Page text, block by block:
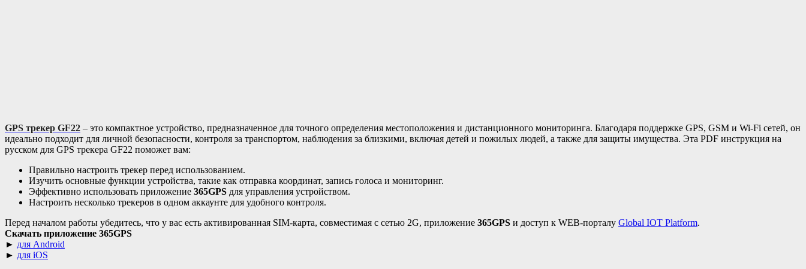
GPS трекер GF22 – это компактное устройство, предназначенное для точного определения местоположения и дистанционного мониторинга. Благодаря поддержке GPS, GSM и Wi-Fi сетей, он
идеально подходит для личной безопасности, контроля за транспортом, наблюдения за близкими, включая детей и пожилых людей, а также для защиты имущества. Эта PDF инструкция на
русском для GPS трекера GF22 поможет вам:
Правильно настроить трекер перед использованием.
Изучить основные функции устройства, такие как отправка координат, запись голоса и мониторинг.
Эффективно использовать приложение 365GPS для управления устройством.
Настроить несколько трекеров в одном аккаунте для удобного контроля.
Перед началом работы убедитесь, что у вас есть активированная SIM-карта, совместимая с сетью 2G, приложение 365GPS и доступ к WEB-порталу Global IOT Platform.
Скачать приложение 365GPS
► для Android
► для iOS